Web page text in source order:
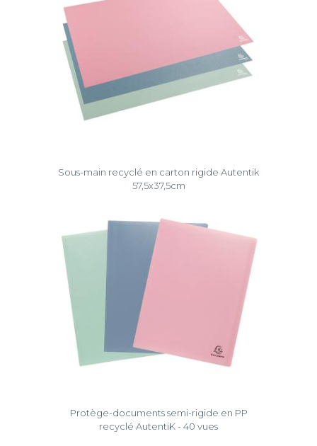
Sous-main recyclé en carton rigide Autentik
57,5x37,5cm
Protège-documents semi-rigide en PP
recyclé AutentiK - 40 vues